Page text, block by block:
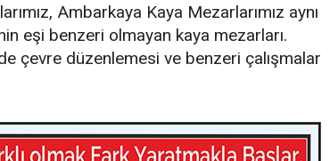
Ambarkaya Kaya Mezarlarımız aynı
eşi benzeri olmayan kaya mezarları.
çevre düzenlemesi ve benzeri çalışmalar